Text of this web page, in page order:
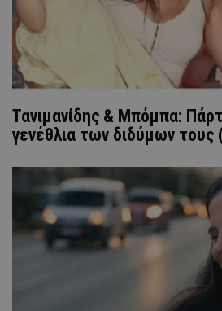
Τανιμανίδης & Μπόμπα:
γενέθλια των διδύμων τους